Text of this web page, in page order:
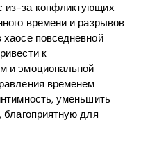
из-за конфликтующих
времени и разрывов
повседневной
к
и эмоциональной
временем
уменьшить
благоприятную для